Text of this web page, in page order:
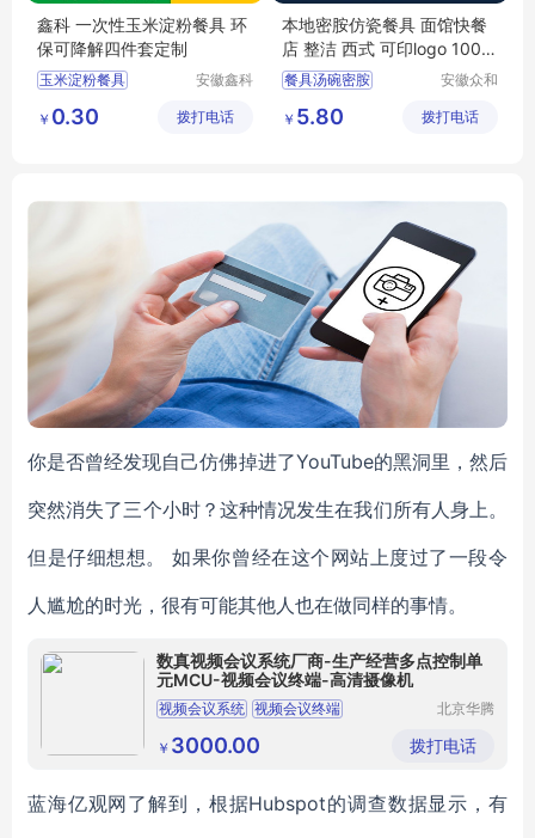
鑫科 一次性玉米淀粉餐具 环
保可降解四件套定制
玉米淀粉餐具
可降解餐具
环保餐具
安徽鑫科
有限公司
￥ 0.30 拨打电话
本地密胺仿瓷餐具 面馆快餐
店 整洁 西式 可印logo 100起
订 众和
餐具汤碗密胺
密胺餐具餐具生产厂家
安徽众和
有限公司
￥ 5.80 拨打电话
你是否曾经发现自己仿佛掉进了YouTube的黑洞里，然后
突然消失了三个小时？这种情况发生在我们所有人身上。
但是仔细想想。 如果你曾经在这个网站上度过了一段令
人尴尬的时光，很有可能其他人也在做同样的事情。
数真视频会议系统厂商-生产经营多点控制单
元MCU-视频会议终端-高清摄像机
视频会议系统 视频会议终端
北京华腾
有限公司
￥ 3000.00 拨打电话
蓝海亿观网了解到，根据Hubspot的调查数据显示，有